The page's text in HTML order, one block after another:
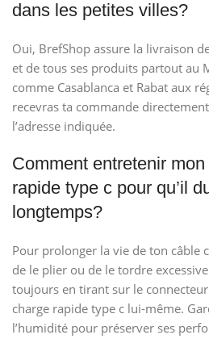
dans les petites villes?
Oui, BrefShop assure la livraison
et de tous ses produits partout au
comme Casablanca et Rabat aux
recevras ta commande
l’adresse indiquée.
Comment entretenir
rapide type c pour qu’il
longtemps?
Pour prolonger la vie de ton câble
de le plier ou de le tordre
toujours en tirant sur le
charge rapide type c lui-même.
l’humidité pour préserver ses